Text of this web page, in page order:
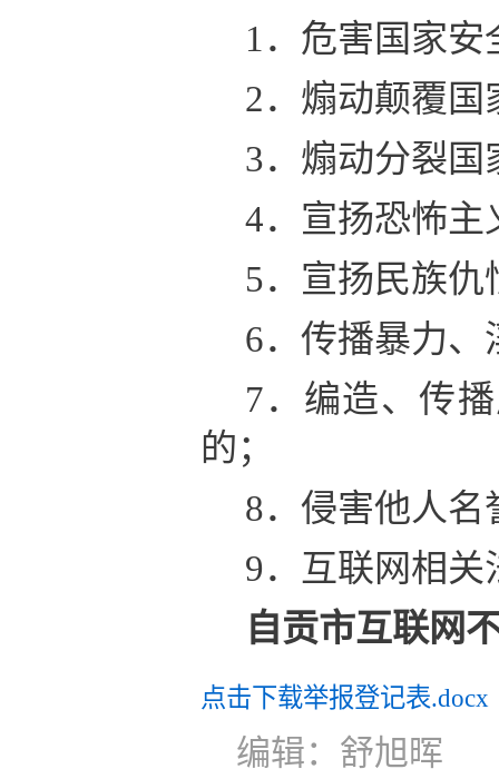
1．危害国家
2．煽动颠覆
3．煽动分裂
4．宣扬恐怖主
5．宣扬民族
6．传播暴力、
7．编造、传
的；
8．侵害他人
9．互联网相
自贡市互联网
点击下载举报登记表.docx
编辑：舒旭晖